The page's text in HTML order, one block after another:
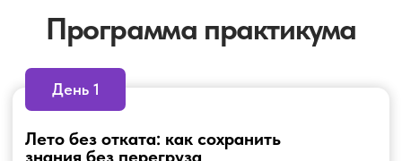
План на лето: как ребенку
отдохнуть, сохранить знания
и не потерять интерес к учёбе
Покажем:
✅ Как составить комфортный летний маршрут
для ребёнка
✅ Как совместить отдых, гаджеты и развитие
✅ Что поможет ребёнку спокойно войти в
новый учебный год